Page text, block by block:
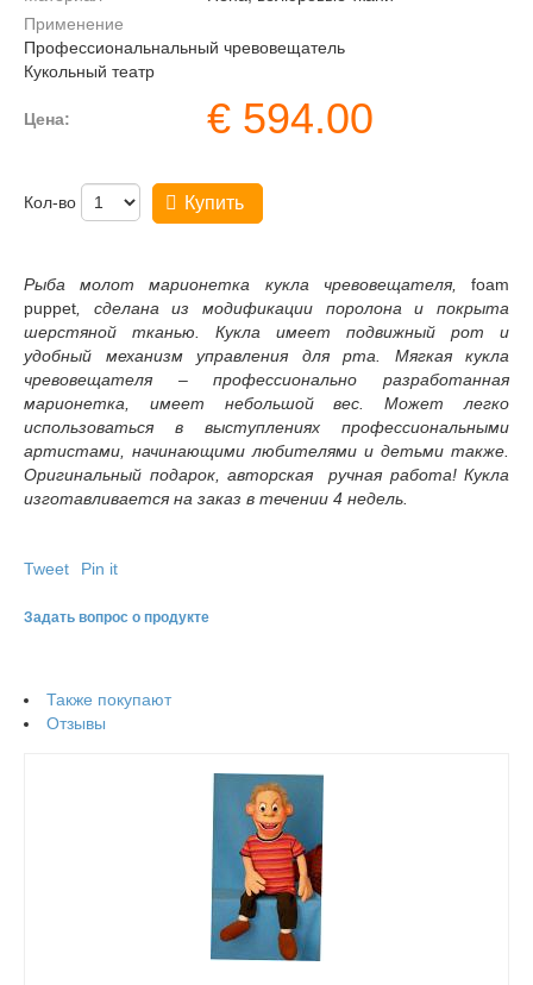
Применение
Профессиональнальный чревовещатель
Кукольный театр
Цена: € 594.00
Кол-во Купить
Рыба молот марионетка кукла чревовещателя,foam
puppet , сделана из модификации поролона и покрыта
шерстяной тканью. Кукла имеет подвижный рот и
удобный механизм управления для рта. Мягкая кукла
чревовещателя – профессионально разработанная
марионетка, имеет небольшой вес. Может легко
использоваться в выступлениях профессиональными
артистами, начинающими любителями и детьми также.
Оригинальный подарок, авторская ручная работа! Кукла
изготавливается на заказ в течении 4 недель.
Tweet Pin it
Задать вопрос о продукте
Также покупают
Отзывы